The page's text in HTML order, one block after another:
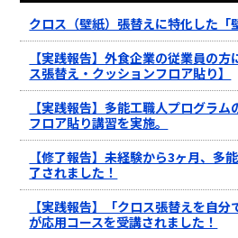
クロス（壁紙）張替えに特化した「
【実践報告】外食企業の従業員の
ス張替え・クッションフロア貼り】
【実践報告】多能工職人プログラ
フロア貼り講習を実施。
【修了報告】未経験から3ヶ月、多
了されました！
【実践報告】「クロス張替えを自
が応用コースを受講されました！